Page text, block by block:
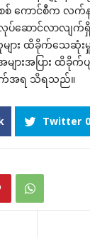
ကောင်စီက လက်န
ပ်ဆောင်လာလျ
သူများ ထိခိုက်သေဆုံ
ျားအပြား ထိခို
ျက်အရ သိရသည်။
Twitter 0